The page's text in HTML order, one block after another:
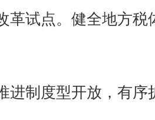
试点。健全地方
进制度型开放，有